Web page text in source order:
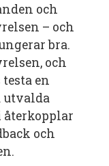
och
– och
bra.
och
en
utvalda
och